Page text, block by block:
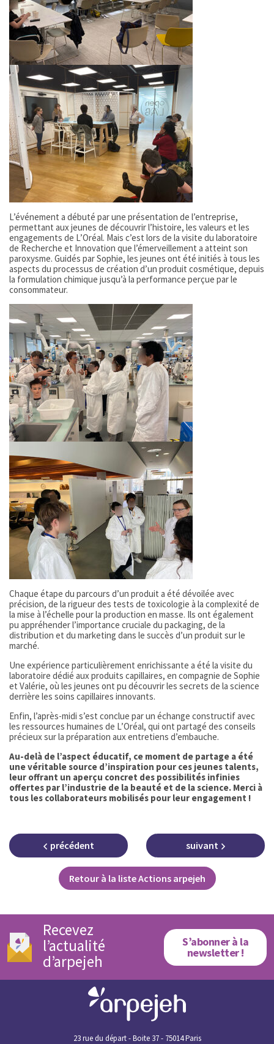
L’événement a débuté par une présentation de l’entreprise,
permettant aux jeunes de découvrir l’histoire, les valeurs et les
engagements de L’Oréal. Mais c’est lors de la visite du laboratoire
de Recherche et Innovation que l’émerveillement a atteint son
paroxysme. Guidés par Sophie, les jeunes ont été initiés à tous les
aspects du processus de création d’un produit cosmétique, depuis
la formulation chimique jusqu’à la performance perçue par le
consommateur.
Chaque étape du parcours d’un produit a été dévoilée avec
précision, de la rigueur des tests de toxicologie à la complexité de
la mise à l’échelle pour la production en masse. Ils ont également
pu appréhender l’importance cruciale du packaging, de la
distribution et du marketing dans le succès d’un produit sur le
marché.
Une expérience particulièrement enrichissante a été la visite du
laboratoire dédié aux produits capillaires, en compagnie de Sophie
et Valérie, où les jeunes ont pu découvrir les secrets de la science
derrière les soins capillaires innovants.
Enfin, l’après-midi s’est conclue par un échange constructif avec
les ressources humaines de L’Oréal, qui ont partagé des conseils
précieux sur la préparation aux entretiens d’embauche.
Au-delà de l’aspect éducatif, ce moment de partage a été
une véritable source d’inspiration pour ces jeunes talents,
leur offrant un aperçu concret des possibilités infinies
offertes par l’industrie de la beauté et de la science. Merci à
tous les collaborateurs mobilisés pour leur engagement !
précédent
Retour à la liste Actions arpejeh
suivant
Recevez
l’actualité
d’arpejeh
S’abonner à la
newsletter !
23 rue du départ - Boite 37 - 75014 Paris